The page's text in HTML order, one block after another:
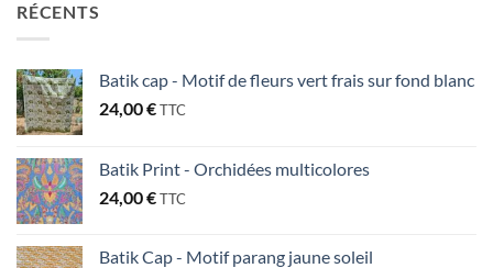
RÉCENTS
Batik cap - Motif de fleurs vert frais sur fond blanc
24,00€TTC
Batik Print - Orchidées multicolores
24,00€TTC
Batik Cap - Motif parang jaune soleil